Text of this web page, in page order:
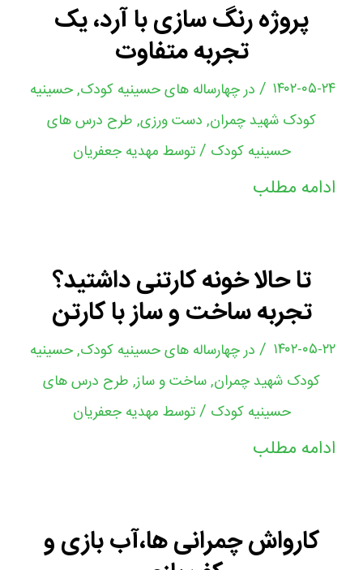
پروژه رنگ سازی با آرد، یک
تجربه متفاوت
۱۴۰۲-۰۵-۲۴ / درچهارساله های حسینیه کودک,حسینیه
کودک شهید چمران, دست ورزی, طرح درس های
حسینیه کودک /توسط مهدیه جعفریان
ادامه مطلب
تا حالا خونه کارتنی داشتید؟
تجربه ساخت و ساز با کارتن
۱۴۰۲-۰۵-۲۲ / درچهارساله های حسینیه کودک,حسینیه
کودک شهید چمران,ساخت و ساز, طرح درس های
حسینیه کودک /توسط مهدیه جعفریان
ادامه مطلب
کارواش چمرانی ها،آب بازی و